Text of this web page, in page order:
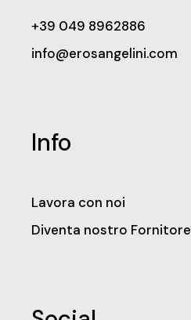
+39 049 8962886
info@erosangelini.com
Info
Lavora con noi
Diventa nostro Fornitore